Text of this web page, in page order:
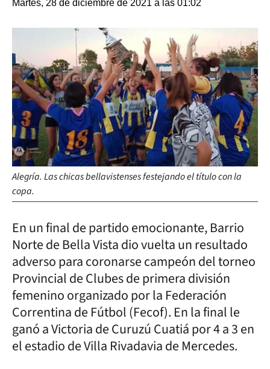
Martes, 28 de diciembre de 2021 a las 01:02
Alegría. Las chicas bellavistenses festejando el título con la
copa.
En un final de partido emocionante, Barrio
Norte de Bella Vista dio vuelta un resultado
adverso para coronarse campeón del torneo
Provincial de Clubes de primera división
femenino organizado por la Federación
Correntina de Fútbol (Fecof). En la final le
ganó a Victoria de Curuzú Cuatiá por 4 a 3 en
el estadio de Villa Rivadavia de Mercedes.